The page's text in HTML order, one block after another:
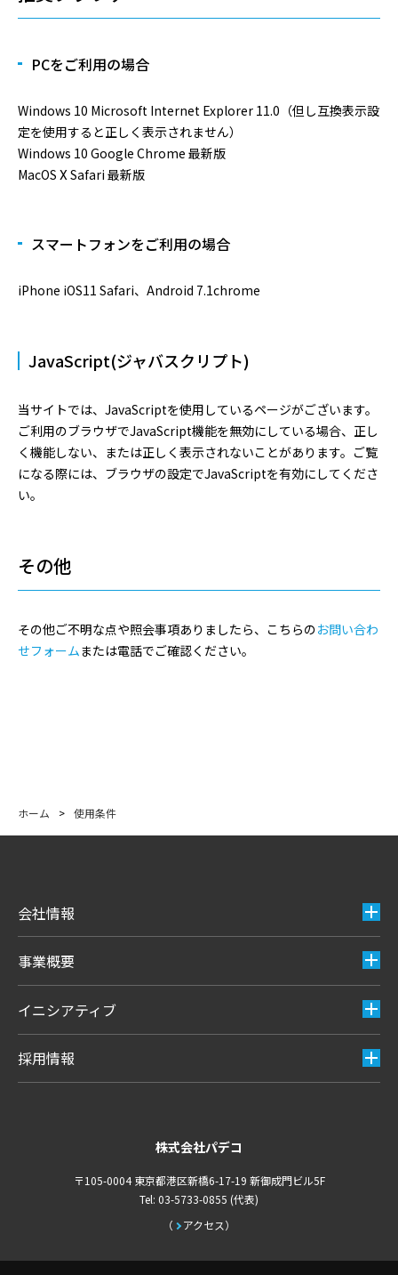
PCをご利用の場合
Windows 10 Microsoft Internet Explorer 11.0（但し互換表示設
定を使用すると正しく表示されません）
Windows 10 Google Chrome 最新版
MacOS Ⅹ Safari 最新版
スマートフォンをご利用の場合
iPhone iOS11 Safari、Android 7.1chrome
JavaScript(ジャバスクリプト)
当サイトでは、JavaScriptを使用しているページがございます。
ご利用のブラウザでJavaScript機能を無効にしている場合、正し
く機能しない、または正しく表示されないことがあります。ご覧
になる際には、ブラウザの設定でJavaScriptを有効にしてくださ
い。
その他
その他ご不明な点や照会事項ありましたら、こちらのお問い合わ
せフォームまたは電話でご確認ください。
ホーム > 使用条件
会社情報
事業概要
イニシアティブ
採用情報
株式会社パデコ
〒105-0004 東京都港区新橋6-17-19 新御成門ビル5F
アクセス
Tel: 03-5733-0855 (代表)